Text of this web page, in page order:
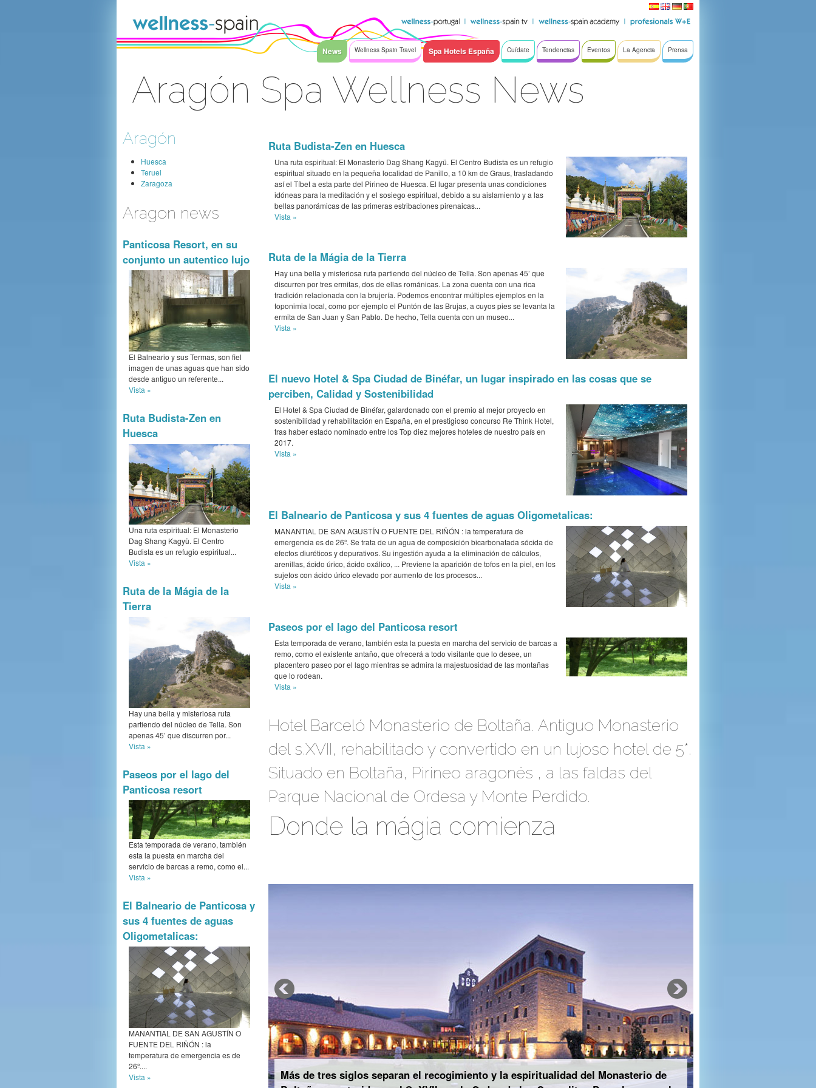
News Wellness Spain Travel Spa Hotels España Cuídate Tendencias Eventos La Agencia Prensa
Aragón Spa Wellness News
Aragón
Huesca
Teruel
Zaragoza
Aragon news
Panticosa Resort, en su
conjunto un autentico lujo
El Balneario y sus Termas, son fiel
imagen de unas aguas que han sido
desde antiguo un referente...
Vista »
Ruta Budista-Zen en
Huesca
Una ruta espiritual: El Monasterio
Dag Shang Kagyü. El Centro
Budista es un refugio espiritual...
Vista »
Ruta de la Mágia de la
Tierra
Hay una bella y misteriosa ruta
partiendo del núcleo de Tella. Son
apenas 45’ que discurren por...
Vista »
Paseos por el lago del
Panticosa resort
Esta temporada de verano, también
esta la puesta en marcha del
servicio de barcas a remo, como el...
Vista »
El Balneario de Panticosa y
sus 4 fuentes de aguas
Oligometalicas:
MANANTIAL DE SAN AGUSTÍN O
FUENTE DEL RIÑÓN : la
temperatura de emergencia es de
26º....
Vista »
Ruta Budista-Zen en Huesca
Una ruta espiritual: El Monasterio Dag Shang Kagyü. El Centro Budista es un refugio
espiritual situado en la pequeña localidad de Panillo, a 10 km de Graus, trasladando
así el Tíbet a esta parte del Pirineo de Huesca. El lugar presenta unas condiciones
idóneas para la meditación y el sosiego espiritual, debido a su aislamiento y a las
bellas panorámicas de las primeras estribaciones pirenaicas...
Vista »
Ruta de la Mágia de la Tierra
Hay una bella y misteriosa ruta partiendo del núcleo de Tella. Son apenas 45’ que
discurren por tres ermitas, dos de ellas románicas. La zona cuenta con una rica
tradición relacionada con la brujería. Podemos encontrar múltiples ejemplos en la
toponimia local, como por ejemplo el Puntón de las Brujas, a cuyos pies se levanta la
ermita de San Juan y San Pablo. De hecho, Tella cuenta con un museo...
Vista »
El nuevo Hotel & Spa Ciudad de Binéfar, un lugar inspirado en las cosas que se
perciben, Calidad y Sostenibilidad
El Hotel & Spa Ciudad de Binéfar, galardonado con el premio al mejor proyecto en
sostenibilidad y rehabilitación en España, en el prestigioso concurso Re Think Hotel,
tras haber estado nominado entre los Top diez mejores hoteles de nuestro país en
2017.
Vista »
El Balneario de Panticosa y sus 4 fuentes de aguas Oligometalicas:
MANANTIAL DE SAN AGUSTÍN O FUENTE DEL RIÑÓN : la temperatura de
emergencia es de 26º. Se trata de un agua de composición bicarbonatada sócida de
efectos diuréticos y depurativos. Su ingestión ayuda a la eliminación de cálculos,
arenillas, ácido úrico, ácido oxálico, ... Previene la aparición de tofos en la piel, en los
sujetos con ácido úrico elevado por aumento de los procesos...
Vista »
Paseos por el lago del Panticosa resort
Esta temporada de verano, también esta la puesta en marcha del servicio de barcas a
remo, como el existente antaño, que ofrecerá a todo visitante que lo desee, un
placentero paseo por el lago mientras se admira la majestuosidad de las montañas
que lo rodean.
Vista »
Hotel Barceló Monasterio de Boltaña. Antiguo Monasterio
del s.XVII, rehabilitado y convertido en un lujoso hotel de 5*.
Situado en Boltaña, Pirineo aragonés , a las faldas del
Parque Nacional de Ordesa y Monte Perdido.‬
Donde la mágia comienza
Más de tres siglos separan el recogimiento y la espiritualidad del Monasterio de